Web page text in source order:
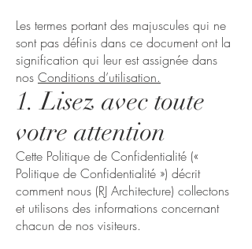
Les termes portant des majuscules qui ne
sont pas définis dans ce document ont la
signification qui leur est assignée dans
nos Conditions d’utilisation.
1. Lisez avec toute
votre attention
Cette Politique de Confidentialité («
Politique de Confidentialité ») décrit
comment nous (RJ Architecture) collectons
et utilisons des informations concernant
chacun de nos visiteurs.